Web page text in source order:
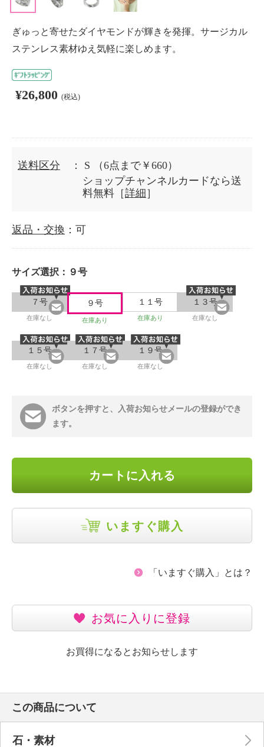
ぎゅっと寄せたダイヤモンドが輝きを発揮。サージカル
ステンレス素材ゆえ気軽に楽しめます。
¥26,800 (税込)
送料区分 ： S
（6点まで￥660）
ショップチャンネルカードなら送
料無料［詳細 ］
返品・交換 ：可
サイズ選択： ９号
７号
在庫なし
９号
在庫あり
１１号
在庫あり
１３号
在庫なし
１５号
在庫なし
１７号
在庫なし
１９号
在庫なし
ボタンを押すと、入荷お知らせメールの登録ができ
ます。
カートに入れる
いますぐ購入
「いますぐ購入」とは？
お気に入りに登録
お買得になるとお知らせします
この商品について
石・素材